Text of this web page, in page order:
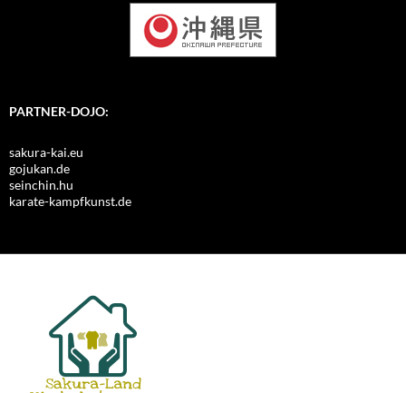
PARTNER-DOJO:
sakura-kai.eu
gojukan.de
seinchin.hu
karate-kampfkunst.de